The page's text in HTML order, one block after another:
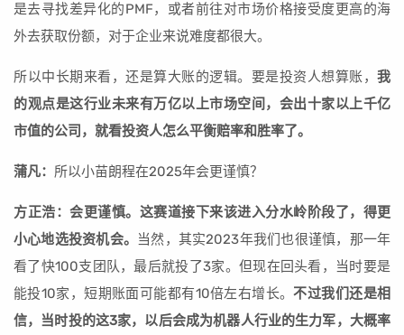
是去寻找差异化的PMF，或者前往对市场价格接受度更高的海
外去获取份额，对于企业来说难度都很大。
所以中长期来看，还是算大账的逻辑。要是投资人想算账， 我
的观点是这行业未来有万亿以上市场空间，会出十家以上千亿
市值的公司，就看投资人怎么平衡赔率和胜率了。
蒲凡： 所以小苗朗程在2025年会更谨慎？
方正浩：会更谨慎。这赛道接下来该进入分水岭阶段了，得更
小心地选投资机会。
当然，其实2023年我们也很谨慎，那一年
看了快100支团队，最后就投了3家。但现在回头看，当时要是
能投10家，短期账面可能都有10倍左右增长。不过我们还是相
信，当时投的这3家，以后会成为机器人行业的生力军，大概率